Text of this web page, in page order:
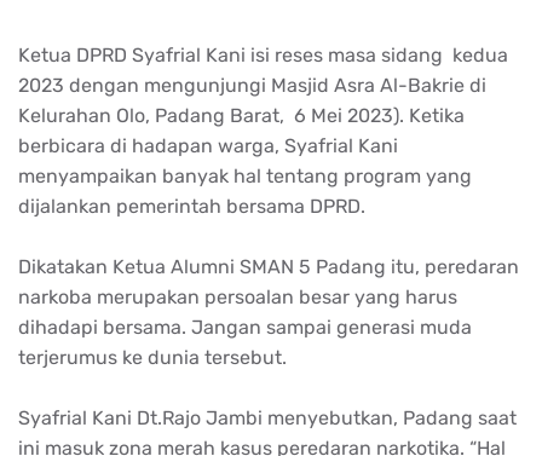
Ketua DPRD Syafrial Kani isi reses masa sidang kedua
2023 dengan mengunjungi Masjid Asra Al-Bakrie di
Kelurahan Olo, Padang Barat, 6 Mei 2023). Ketika
berbicara di hadapan warga, Syafrial Kani
menyampaikan banyak hal tentang program yang
dijalankan pemerintah bersama DPRD.
Dikatakan Ketua Alumni SMAN 5 Padang itu, peredaran
narkoba merupakan persoalan besar yang harus
dihadapi bersama. Jangan sampai generasi muda
terjerumus ke dunia tersebut.
Syafrial Kani Dt.Rajo Jambi menyebutkan, Padang saat
ini masuk zona merah kasus peredaran narkotika. “Hal